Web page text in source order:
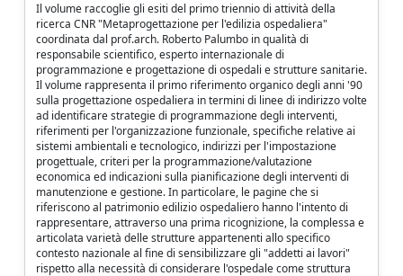
Il volume raccoglie gli esiti del primo triennio di attività della
ricerca CNR "Metaprogettazione per l'edilizia ospedaliera"
coordinata dal prof.arch. Roberto Palumbo in qualità di
responsabile scientifico, esperto internazionale di
programmazione e progettazione di ospedali e strutture sanitarie.
Il volume rappresenta il primo riferimento organico degli anni '90
sulla progettazione ospedaliera in termini di linee di indirizzo volte
ad identificare strategie di programmazione degli interventi,
riferimenti per l'organizzazione funzionale, specifiche relative ai
sistemi ambientali e tecnologico, indirizzi per l'impostazione
progettuale, criteri per la programmazione/valutazione
economica ed indicazioni sulla pianificazione degli interventi di
manutenzione e gestione. In particolare, le pagine che si
riferiscono al patrimonio edilizio ospedaliero hanno l'intento di
rappresentare, attraverso una prima ricognizione, la complessa e
articolata varietà delle strutture appartenenti allo specifico
contesto nazionale al fine di sensibilizzare gli "addetti ai lavori"
rispetto alla necessità di considerare l'ospedale come struttura